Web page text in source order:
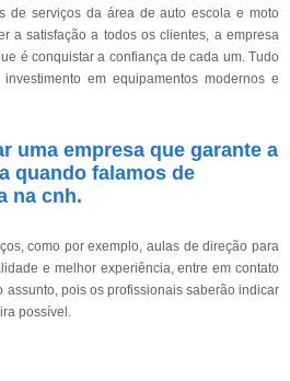
de serviços da área de auto escola e moto
a satisfação a todos os clientes, a empresa
é conquistar a confiança de cada um. Tudo
em equipamentos modernos e
uma empresa que garante a
quando falamos de
na cnh.
como por exemplo, aulas de direção para
e melhor experiência, entre em contato
assunto, pois os profissionais saberão indicar
possível.